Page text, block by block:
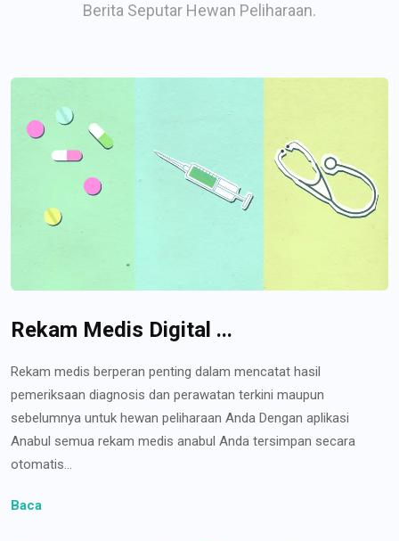
Berita Seputar Hewan Peliharaan.
Rekam Medis Digital ...
Rekam medis berperan penting dalam mencatat hasil
pemeriksaan diagnosis dan perawatan terkini maupun
sebelumnya untuk hewan peliharaan Anda Dengan aplikasi
Anabul semua rekam medis anabul Anda tersimpan secara
otomatis...
Baca